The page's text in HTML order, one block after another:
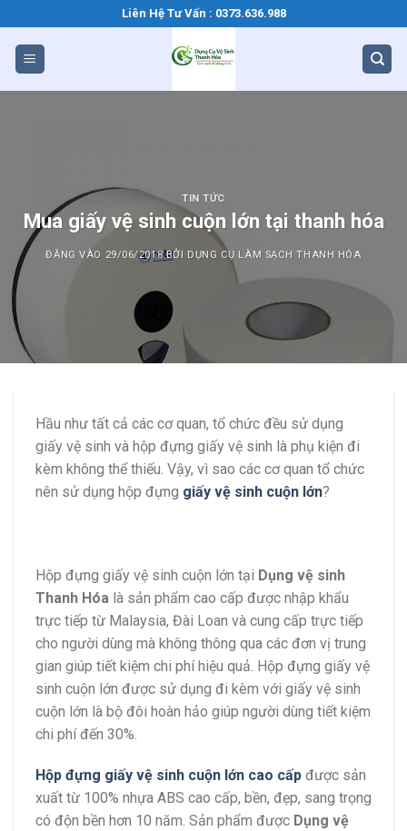
qua
dung
Liên Hệ Tư Vấn : 0373.636.988
TIN TỨC
Mua giấy vệ sinh cuộn lớn tại thanh hóa
ĐĂNG VÀO 29/06/2018 BỞI DỤNG CỤ LÀM SẠCH THANH HÓA
Hầu như tất cả các cơ quan, tổ chức đều sử dụng
giấy vệ sinh và hộp đựng giấy vệ sinh là phụ kiện đi
kèm không thể thiếu. Vậy, vì sao các cơ quan tổ chức
nên sử dụng hộp đựng giấy vệ sinh cuộn lớn?
Hộp đựng giấy vệ sinh cuộn lớn tại Dụng vệ sinh
Thanh Hóa là sản phẩm cao cấp được nhập khẩu
trực tiếp từ Malaysia, Đài Loan và cung cấp trực tiếp
cho người dùng mà không thông qua các đơn vị trung
gian giúp tiết kiệm chi phí hiệu quả. Hộp đựng giấy vệ
sinh cuộn lớn được sử dụng đi kèm với giấy vệ sinh
cuộn lớn là bộ đôi hoàn hảo giúp người dùng tiết kiệm
chi phí đến 30%.
Hộp đựng giấy vệ sinh cuộn lớn cao cấp được sản
xuất từ 100% nhựa ABS cao cấp, bền, đẹp, sang trọng
có độn bền hơn 10 năm. Sản phẩm được Dụng vệ